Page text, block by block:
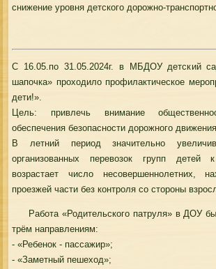
снижение уровня детского дорожно-
С 16.05.по 31.05.2024г. в МБДОУ детский
шапочка» проходило профилактическое
дети!».
Цель: привлечь внимание
обеспечения безопасности дорожного
В летний период значительно
организованных перевозок групп
возрастает число несовершеннолетних,
проезжей части без контроля со стороны
Работа «Родительского патруля» в ДОУ
трём направлениям:
- «Ребенок - пассажир»;
- «Заметный пешеход»;